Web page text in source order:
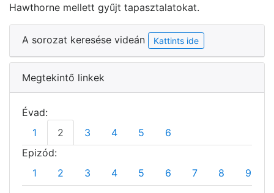
Hawthorne mellett gyűjt tapasztalatokat.
A sorozat keresése videán Kattints ide
Megtekintő linkek
Évad:
1
2 3 4 5
6
Epizód:
1
2 3 4 5 6 7 8 9